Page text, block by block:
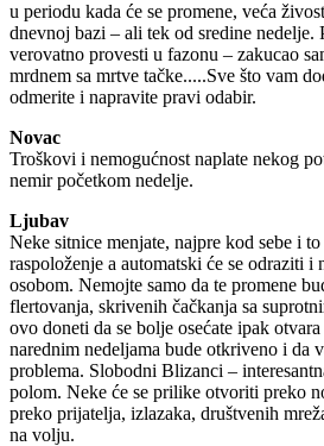
u periodu kada će se promene, veća
dnevnoj bazi – ali tek od sredine nedelje.
verovatno provesti u fazonu – zakucao
mrdnem sa mrtve tačke.....Sve što vam
odmerite i napravite pravi odabir.
Novac
Troškovi i nemogućnost naplate nekog
nemir početkom nedelje.
Ljubav
Neke sitnice menjate, najpre kod sebe i
raspoloženje a automatski će se odraziti i
osobom. Nemojte samo da te promene
flertovanja, skrivenih čačkanja sa
ovo doneti da se bolje osećate ipak
narednim nedeljama bude otkriveno i da
problema. Slobodni Blizanci –
polom. Neke će se prilike otvoriti preko
preko prijatelja, izlazaka, društvenih
na volju.